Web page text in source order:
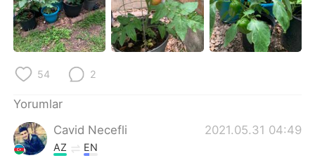
العربية Français
Deutsch 日本語
한국어
Italiano
54 2
Yorumlar
Cavid Necefli
2021.05.31 04:49
AZ EN